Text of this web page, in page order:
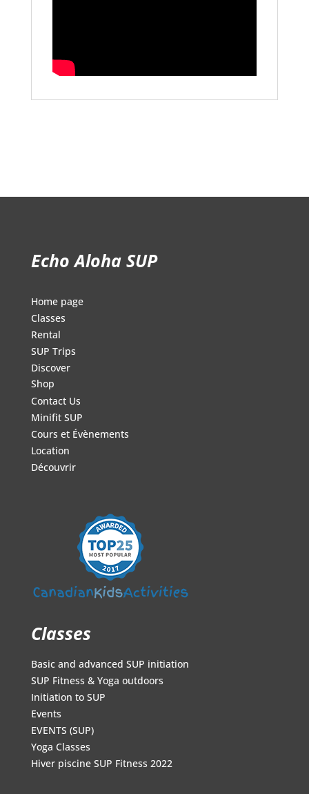
Echo Aloha SUP
Home page
Classes
Rental
SUP Trips
Discover
Shop
Contact Us
Minifit SUP
Cours et Évènements
Location
Découvrir
Classes
Basic and advanced SUP initiation
SUP Fitness & Yoga outdoors
Initiation to SUP
Events
EVENTS (SUP)
Yoga Classes
Hiver piscine SUP Fitness 2022